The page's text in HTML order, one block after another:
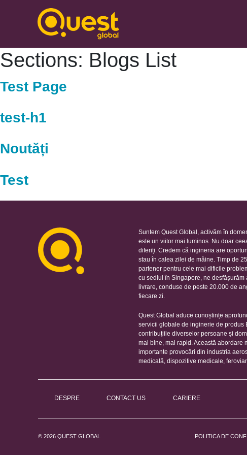
Sections: Blogs List
Test Page
test-h1
Noutăți
Test
Suntem Quest Global, activăm în
este un viitor mai luminos. Nu doar
diferiți. Credem că ingineria are
stau în calea zilei de mâine. Timp de
partener pentru cele mai dificile
cu sediul în Singapore, ne
livrare, conduse de peste 20.000 de
fiecare zi.
Quest Global aduce cunoștințe
servicii globale de inginerie de produs
contribuțiile diverselor persoane și
mai bine, mai rapid. Această abordare
importante provocări din industria
medicală, dispozitive medicale,
DESPRE CONTACT US CARIERE
POLITICA DE
© 2026 QUEST GLOBAL